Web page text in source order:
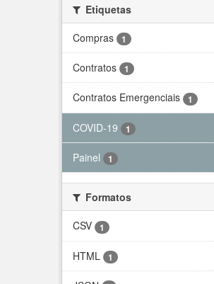
Etiquetas
Compras
1
Contratos 1
Contratos Emergenciais 1
COVID-19 1
Painel 1
Formatos
CSV
1
HTML 1